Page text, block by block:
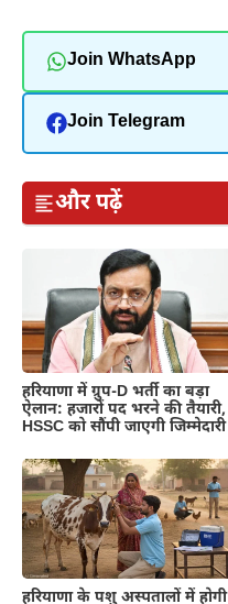
Join WhatsApp
Join Telegram
और पढ़ें
हरियाणा में ग्रुप-D भर्ती का बड़ा
ऐलान: हजारों पद भरने की तैयारी,
HSSC को सौंपी जाएगी जिम्मेदारी
हरियाणा के पशु अस्पतालों में होगी